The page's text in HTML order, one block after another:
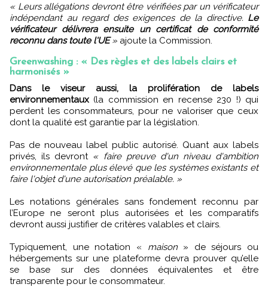
« Leurs allégations devront être vérifiées par un vérificateur
indépendant au regard des exigences de la directive. Le
vérificateur délivrera ensuite un certificat de conformité
reconnu dans toute l'UE» ajoute la Commission.
Greenwashing : « Des règles et des labels clairs et
harmonisés »
Dans le viseur aussi, la prolifération de labels
environnementaux (la commission en recense 230 !) qui
perdent les consommateurs, pour ne valoriser que ceux
dont la qualité est garantie par la législation.
Pas de nouveau label public autorisé. Quant aux labels
privés, ils devront « faire preuve d'un niveau d'ambition
environnementale plus élevé que les systèmes existants et
faire l'objet d'une autorisation préalable. »
Les notations générales sans fondement reconnu par
l’Europe ne seront plus autorisées et les comparatifs
devront aussi justifier de critères valables et clairs.
Typiquement, une notation « maison» de séjours ou
hébergements sur une plateforme devra prouver qu’elle
se base sur des données équivalentes et être
transparente pour le consommateur.